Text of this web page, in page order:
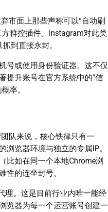
市面上那些声称可以“自动刷
群控插件。Instagram对此类
到直接永封。
号或使用身份验证器。这不仅
提升账号在官方系统中的“信
率。
队来说，核心铁律只有一
浏览器环境与独立的专属IP。
比如在同一个本地Chrome浏
性的连坐封号。
理。这是目前行业内唯一能经
览器为每一个运营账号创建一